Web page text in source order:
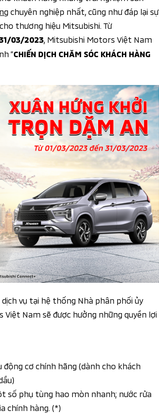
chuyên nghiệp nhất, cũng như đáp lại sự
thương hiệu Mitsubishi. Từ
03/2023 , Mitsubishi Motors Việt Nam
“CHIẾN DỊCH CHĂM SÓC KHÁCH HÀNG
vụ tại hệ thống Nhà phân phối ủy
Nam sẽ được hưởng những quyền lợi
động cơ chính hãng (dành cho khách
số phụ tùng hao mòn nhanh; nước rửa
chính hàng. (*)